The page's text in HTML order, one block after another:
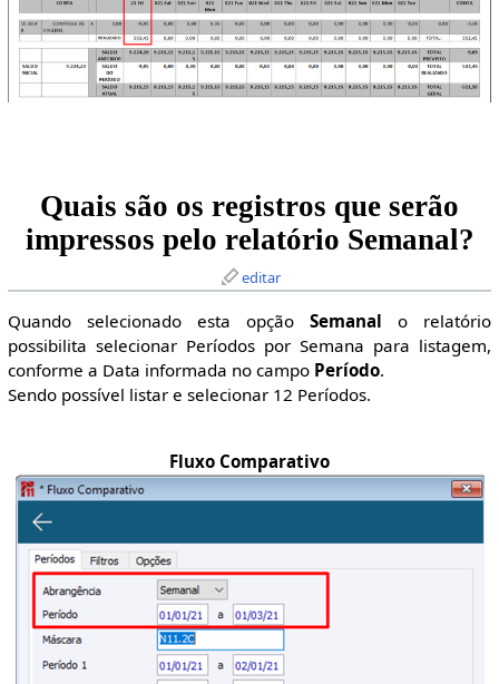
Quais são os registros que serão
impressos pelo relatório Semanal?
editar
Quando selecionado esta opçãoSemanal o relatório
possibilita selecionar Períodos por Semana para listagem,
conforme a Data informada no campo Período.
Sendo possível listar e selecionar 12 Períodos.
Fluxo Comparativo